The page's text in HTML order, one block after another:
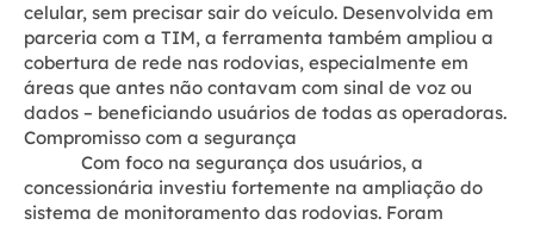
celular, sem precisar sair do veículo. Desenvolvida em
parceria com a TIM, a ferramenta também ampliou a
cobertura de rede nas rodovias, especialmente em
áreas que antes não contavam com sinal de voz ou
dados – beneficiando usuários de todas as operadoras.
Compromisso com a segurança
Com foco na segurança dos usuários, a
concessionária investiu fortemente na ampliação do
sistema de monitoramento das rodovias. Foram